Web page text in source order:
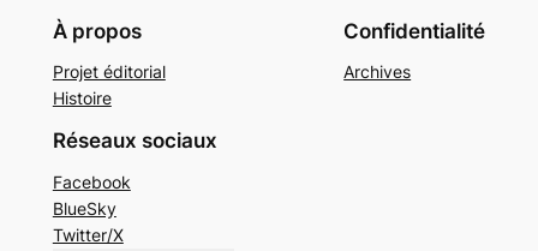
À propos
Projet éditorial
Histoire
Confidentialité
Archives
Réseaux sociaux
Facebook
BlueSky
Twitter/X